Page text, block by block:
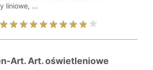
liniowe, ...
Art. Art. oświetleniowe